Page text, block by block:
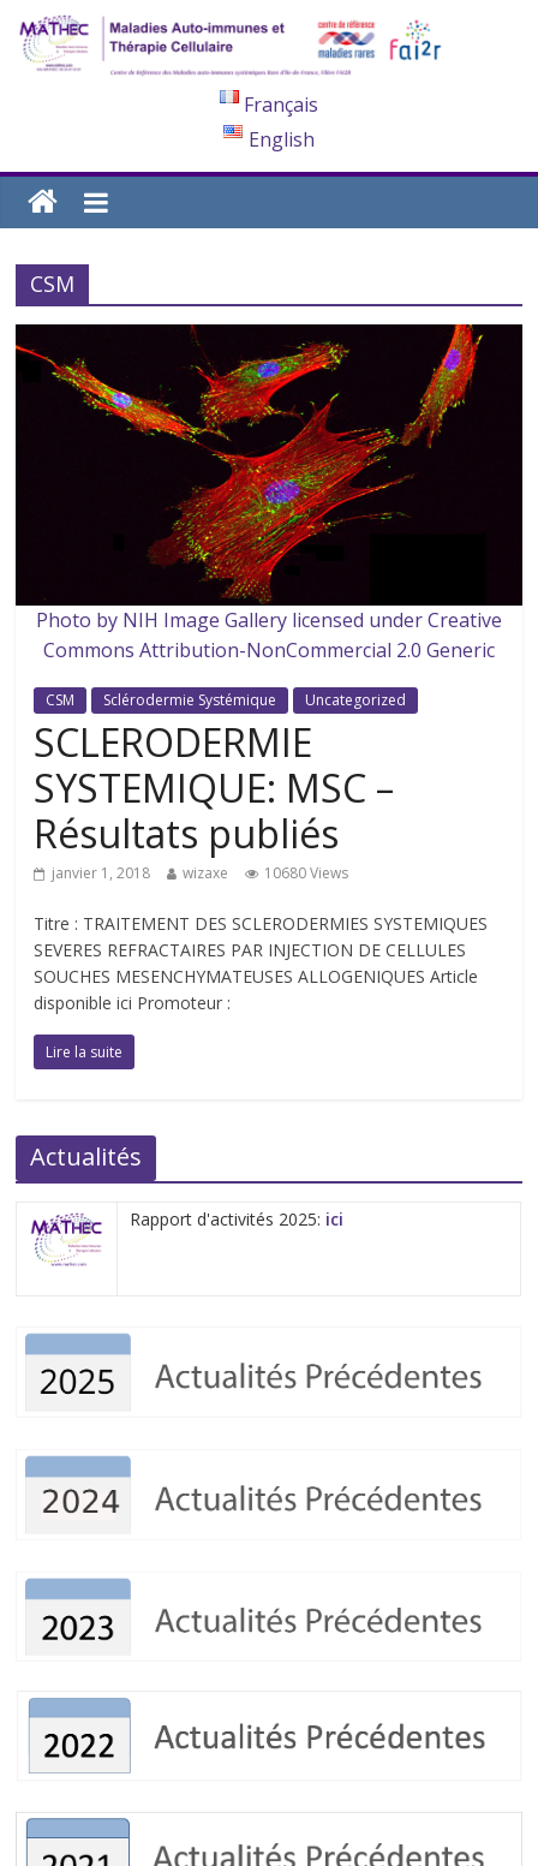
Français
English
CSM
Photo by NIH Image Gallery licensed under Creative
Commons Attribution-NonCommercial 2.0 Generic
CSM Sclérodermie Systémique Uncategorized
SCLERODERMIE
SYSTEMIQUE: MSC –
Résultats publiés
janvier 1, 2018 wizaxe 10680 Views
Titre : TRAITEMENT DES SCLERODERMIES SYSTEMIQUES
SEVERES REFRACTAIRES PAR INJECTION DE CELLULES
SOUCHES MESENCHYMATEUSES ALLOGENIQUES Article
disponible ici Promoteur :
Lire la suite
Actualités
Rapport d'activités 2025: ici